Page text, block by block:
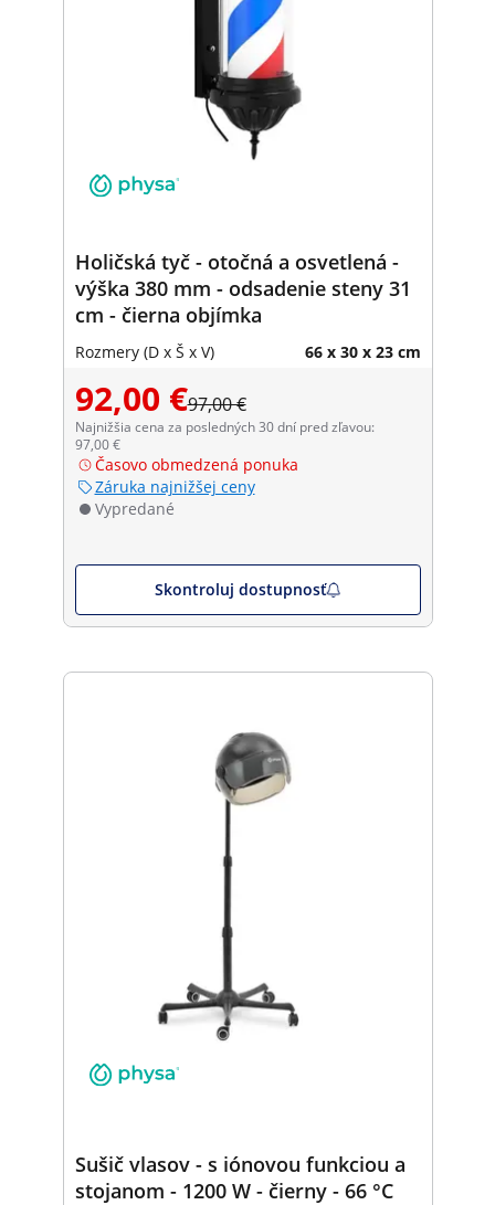
Holičská tyč - otočná a osvetlená -
výška 380 mm - odsadenie steny 31
cm - čierna objímka
Rozmery (D x Š x V) 66 x 30 x 23 cm
92,00 €97,00 €
Najnižšia cena za posledných 30 dní pred zľavou:
97,00 €
Časovo obmedzená ponuka
Záruka najnižšej ceny
Vypredané
Skontroluj dostupnosť
Sušič vlasov - s iónovou funkciou a
stojanom - 1200 W - čierny - 66 °C